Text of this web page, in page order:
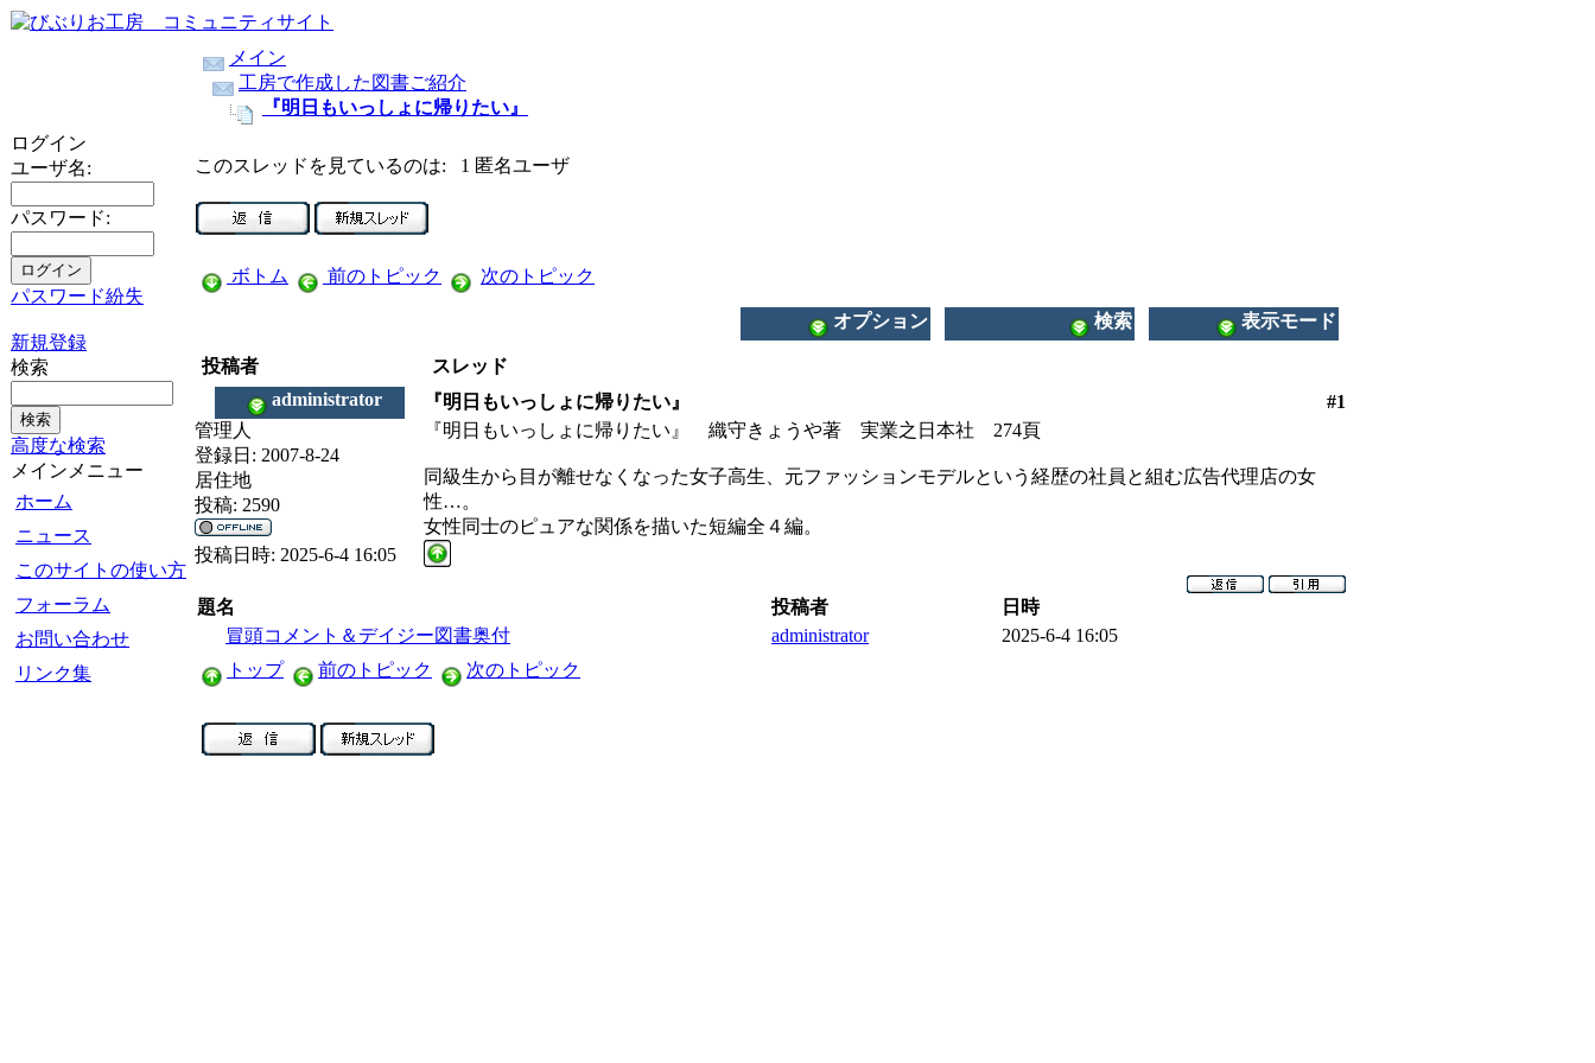
ログイン
ユーザ名:
パスワード:
パスワード紛失
新規登録
検索
高度な検索
メインメニュー
ホーム
ニュース
このサイトの使い方
フォーラム
お問い合わせ
リンク集
メイン
工房で作成した図書ご紹介
『明日もいっしょに帰りたい』
このスレッドを見ているのは: 1 匿名ユーザ
ボトム 前のトピック 次のトピック
オプション 検索 表示モード
投稿者
スレッド
administrator
『明日もいっしょに帰りたい』
#1
管理人
登録日: 2007-8-24
居住地
投稿: 2590
『明日もいっしょに帰りたい』 織守きょうや著 実業之日本社 274頁
同級生から目が離せなくなった女子高生、元ファッションモデルという経歴の社員と組む広告代理店の女
性…。
女性同士のピュアな関係を描いた短編全４編。
投稿日時: 2025-6-4 16:05
題名 投稿者
日時
冒頭コメント＆デイジー図書奥付
administrator
2025-6-4 16:05
トップ
前のトピック 次のトピック